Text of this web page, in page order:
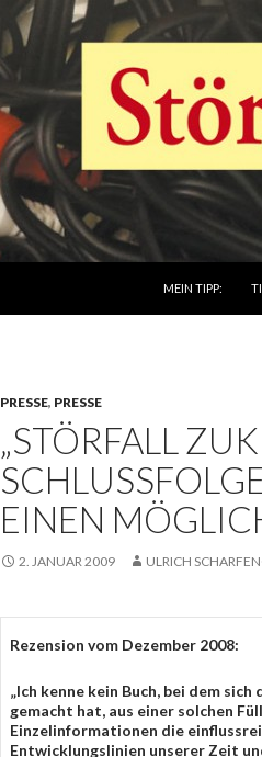
MEIN TIPP:
PRESSE, PRESSE
„STÖRFALL
EINEN
2. JANUAR 2009 ULRICH
Rezension vom Dezember 2008:
„Ich kenne kein Buch, bei dem
gemacht hat, aus einer solchen
Einzelinformationen die
Entwicklungslinien unserer Zeit